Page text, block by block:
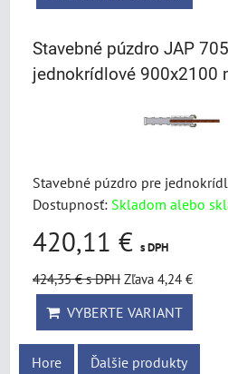
Stavebné púzdro JAP
jednokrídlové 900x2100
Stavebné púzdro pre
Dostupnosť: Skladom alebo
420,11 € s DPH
424,35 €s DPH Zľava 4,24 €
VYBERTE VARIANT
Hore Ďalšie produkty